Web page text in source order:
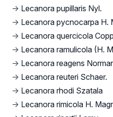
→ Lecanora pupillaris Nyl.
→ Lecanora pycnocarpa H.
→ Lecanora quercicola
→ Lecanora ramulicola (H.
→ Lecanora reagens
→ Lecanora reuteri Schaer.
→ Lecanora rhodi Szatala
→ Lecanora rimicola H.